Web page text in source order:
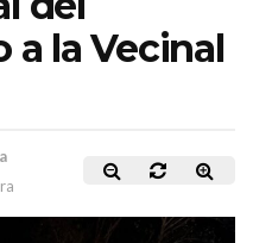
a la Vecinal